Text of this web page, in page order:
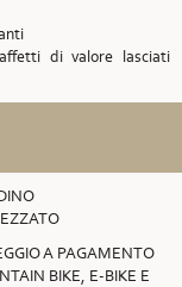
di valore lasciati
A PAGAMENTO
BIKE, E-BIKE E